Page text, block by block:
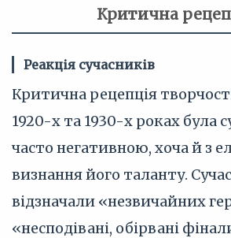
Критична
Реакція сучасників
Критична рецепція
1920-х та 1930-х роках була
часто негативною, хоча й з
визнання його таланту.
відзначали «незвичайних
«несподівані, обірвані